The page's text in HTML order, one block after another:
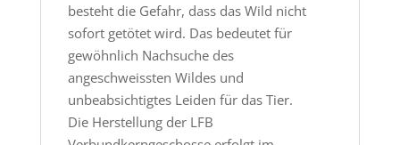
besteht die Gefahr, dass das Wild nicht
sofort getötet wird. Das bedeutet für
gewöhnlich Nachsuche des
angeschweissten Wildes und
unbeabsichtigtes Leiden für das Tier.
Die Herstellung der LFB